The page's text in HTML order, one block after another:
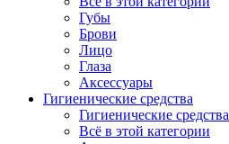
Губы
Брови
Лицо
Глаза
Аксессуары
Гигиенические средства
Гигиенические средства
Всё в этой категории